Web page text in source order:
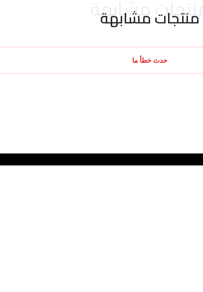
منتجات مشابهة
منتجات مشابهة
حدث خطأ ما